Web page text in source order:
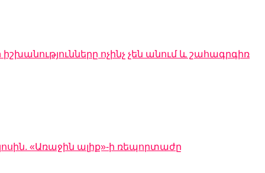
ոչինչ չեն անում և շահագրգիռ
«Առաջին ալիք»-ի ռեպորտաժը